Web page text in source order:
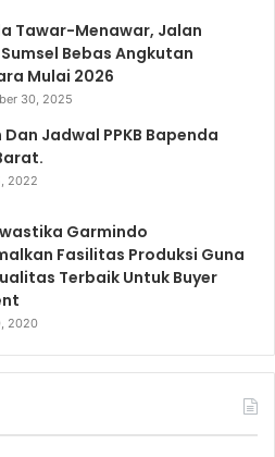
Tawar-Menawar, Jalan
Bebas Angkutan
Mulai 2026
30, 2025
Jadwal PPKB Bapenda
2022
Garmindo
Fasilitas Produksi Guna
Terbaik Untuk Buyer
2020